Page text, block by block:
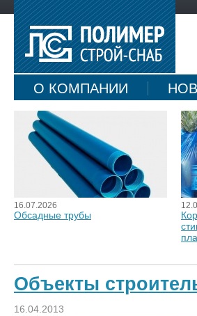
О КОМПАНИИ
КАРТА САЙТА
16.07.2026
Обсадные трубы
Объекты
16.04.2013